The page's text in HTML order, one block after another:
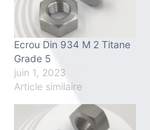
Ecrou Din 934 M 2 Titane
Grade 5
juin 1, 2023
Article similaire